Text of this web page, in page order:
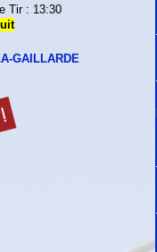
Tir : 13:30
GAILLARDE